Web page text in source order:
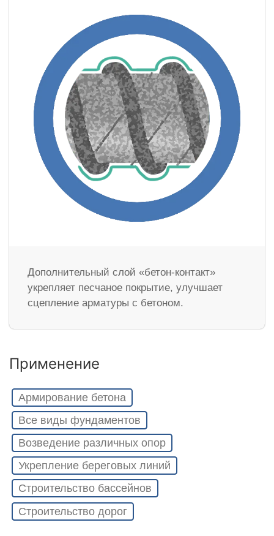
Дополнительный слой «бетон-контакт»
укрепляет песчаное покрытие, улучшает
сцепление арматуры с бетоном.
Применение
Армирование бетона
Все виды фундаментов
Возведение различных опор
Укрепление береговых линий
Строительство бассейнов
Строительство дорог